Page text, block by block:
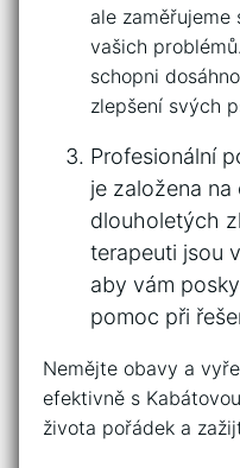
ale
vašich⁤
schopni
zlepšení svých​
Profesionální
je založena
dlouholetých
terapeuti jsou
aby vám
‍pomoc při
Nemějte obavy a
⁣efektivně s
života pořádek a